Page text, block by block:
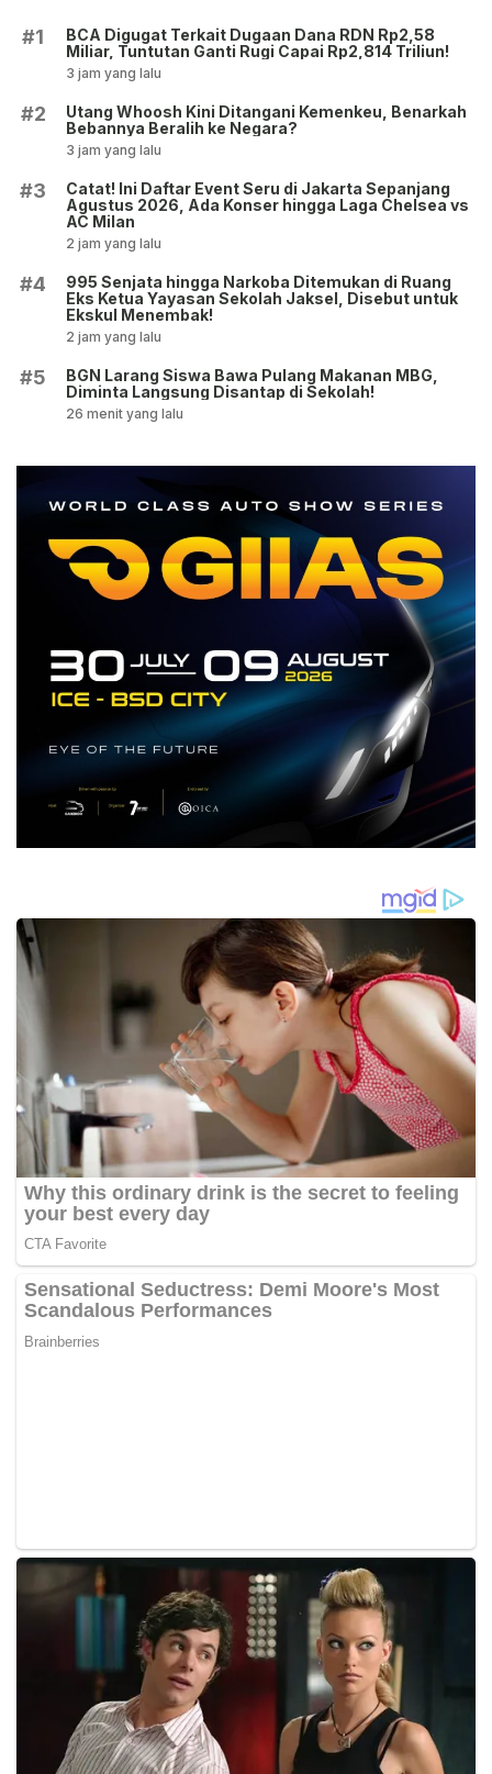
#1
BCA Digugat Terkait Dugaan Dana RDN Rp2,58
Miliar, Tuntutan Ganti Rugi Capai Rp2,814 Triliun!
3 jam yang lalu
#2
Utang Whoosh Kini Ditangani Kemenkeu, Benarkah
Bebannya Beralih ke Negara?
3 jam yang lalu
#3
Catat! Ini Daftar Event Seru di Jakarta Sepanjang
Agustus 2026, Ada Konser hingga Laga Chelsea vs
AC Milan
2 jam yang lalu
#4
995 Senjata hingga Narkoba Ditemukan di Ruang
Eks Ketua Yayasan Sekolah Jaksel, Disebut untuk
Ekskul Menembak!
2 jam yang lalu
#5
BGN Larang Siswa Bawa Pulang Makanan MBG,
Diminta Langsung Disantap di Sekolah!
26 menit yang lalu